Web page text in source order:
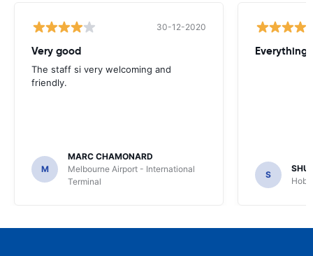
30-12-2020
Very good
The staff si very welcoming and
friendly.
M
MARC CHAMONARD
Melbourne Airport - International
Terminal
Everything
S